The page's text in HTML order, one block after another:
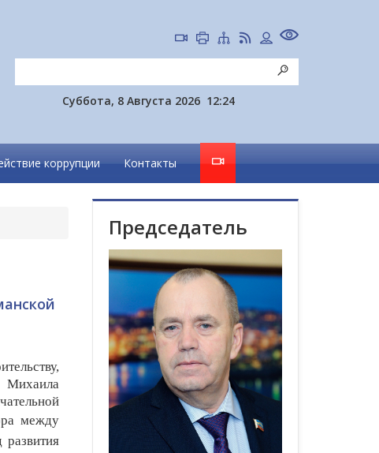
Суббота, 8 Августа 2026 12:24
коррупции Контакты
Михаила
между
Председатель